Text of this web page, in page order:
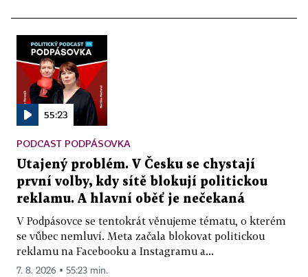
55:23
PODCAST PODPÁSOVKA
Utajený problém. V Česku se chystají
první volby, kdy sítě blokují politickou
reklamu. A hlavní oběť je nečekaná
V Podpásovce se tentokrát věnujeme tématu, o kterém
se vůbec nemluví. Meta začala blokovat politickou
reklamu na Facebooku a Instagramu a...
7. 8. 2026 ▪ 55:23 min.